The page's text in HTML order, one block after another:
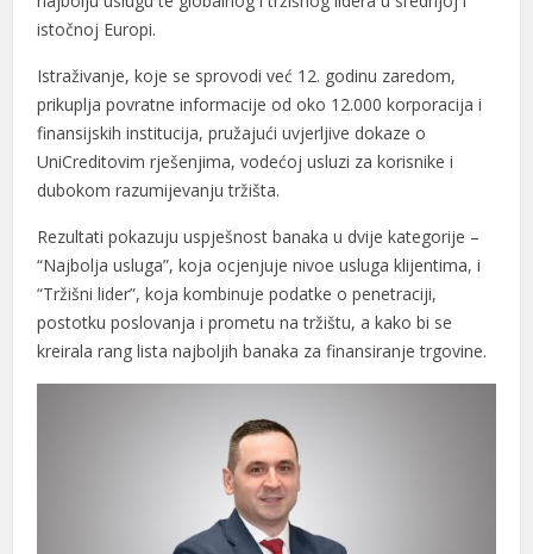
istočnoj Europi.
Istraživanje, koje se sprovodi već 12. godinu zaredom,
prikuplja povratne informacije od oko 12.000 korporacija i
finansijskih institucija, pružajući uvjerljive dokaze o
UniCreditovim rješenjima, vodećoj usluzi za korisnike i
dubokom razumijevanju tržišta.
Rezultati pokazuju uspješnost banaka u dvije kategorije –
“Najbolja usluga”, koja ocjenjuje nivoe usluga klijentima, i
“Tržišni lider”, koja kombinuje podatke o penetraciji,
postotku poslovanja i prometu na tržištu, a kako bi se
kreirala rang lista najboljih banaka za finansiranje trgovine.